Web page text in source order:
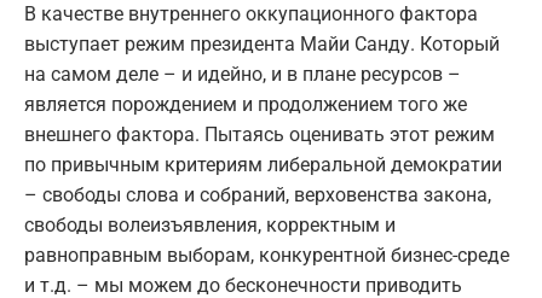
В качестве внутреннего оккупационного фактора
выступает режим президента Майи Санду. Который
на самом деле – и идейно, и в плане ресурсов –
является порождением и продолжением того же
внешнего фактора. Пытаясь оценивать этот режим
по привычным критериям либеральной демократии
– свободы слова и собраний, верховенства закона,
свободы волеизъявления, корректным и
равноправным выборам, конкурентной бизнес-среде
и т.д. – мы можем до бесконечности приводить